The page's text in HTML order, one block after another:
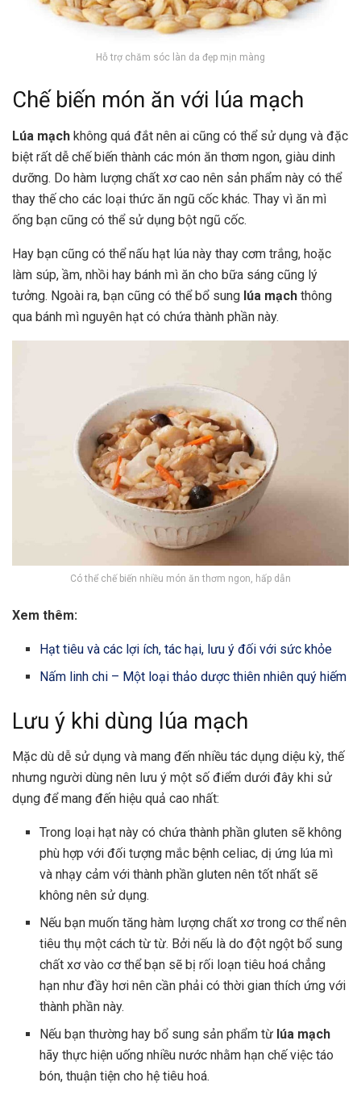
Hỗ trợ chăm sóc làn da đẹp mịn màng
Chế biến món ăn với lúa mạch
Lúa mạch không quá đắt nên ai cũng có thể sử dụng và đặc
biệt rất dễ chế biến thành các món ăn thơm ngon, giàu dinh
dưỡng. Do hàm lượng chất xơ cao nên sản phẩm này có thể
thay thế cho các loại thức ăn ngũ cốc khác. Thay vì ăn mì
ống bạn cũng có thể sử dụng bột ngũ cốc.
Hay bạn cũng có thể nấu hạt lúa này thay cơm trắng, hoặc
làm súp, ầm, nhồi hay bánh mì ăn cho bữa sáng cũng lý
tưởng. Ngoài ra, bạn cũng có thể bổ sung lúa mạch thông
qua bánh mì nguyên hạt có chứa thành phần này.
Có thể chế biến nhiều món ăn thơm ngon, hấp dẫn
Xem thêm:
Hạt tiêu và các lợi ích, tác hại, lưu ý đối với sức khỏe
Nấm linh chi – Một loại thảo dược thiên nhiên quý hiếm
Lưu ý khi dùng lúa mạch
Mặc dù dễ sử dụng và mang đến nhiều tác dụng diệu kỳ, thế
nhưng người dùng nên lưu ý một số điểm dưới đây khi sử
dụng để mang đến hiệu quả cao nhất:
Trong loại hạt này có chứa thành phần gluten sẽ không
phù hợp với đối tượng mắc bệnh celiac, dị ứng lúa mì
và nhạy cảm với thành phần gluten nên tốt nhất sẽ
không nên sử dụng.
Nếu bạn muốn tăng hàm lượng chất xơ trong cơ thể nên
tiêu thụ một cách từ từ. Bởi nếu là do đột ngột bổ sung
chất xơ vào cơ thể bạn sẽ bị rối loạn tiêu hoá chẳng
hạn như đầy hơi nên cần phải có thời gian thích ứng với
thành phần này.
Nếu bạn thường hay bổ sung sản phẩm từ lúa mạch
hãy thực hiện uống nhiều nước nhằm hạn chế việc táo
bón, thuận tiện cho hệ tiêu hoá.